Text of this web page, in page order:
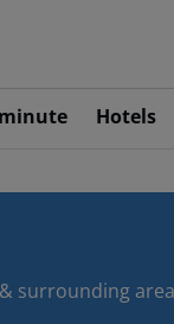
Hotels
surrounding